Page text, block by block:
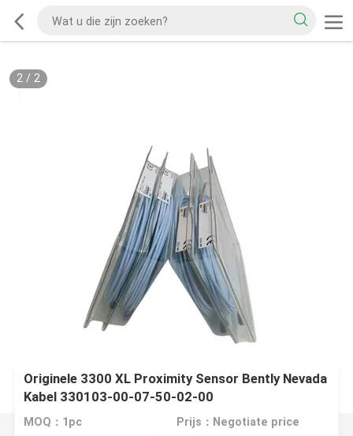
2/ 2
Originele 3300 XL Proximity Sensor Bently Nevada
Kabel 330103-00-07-50-02-00
MOQ：1pc Prijs：Negotiate price